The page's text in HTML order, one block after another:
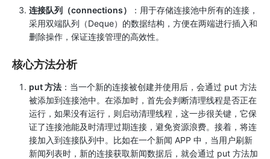
连接队列（connections）
：用于存储连接池中所有的连接，
采用双端队列（Deque）的数据结构，方便在两端进行插入和
删除操作，保证连接管理的高效性。
核心方法分析
put 方法 ：当一个新的连接被创建并使用后，会通过 put 方法
被添加到连接池中。在添加时，首先会判断清理线程是否正在
运行，如果没有运行，则启动清理线程，这一步很关键，它保
证了连接池能及时清理过期连接，避免资源浪费。接着，将连
接加入到连接队列中。比如在一个新闻 APP 中，当用户刷新
新闻列表时，新的连接获取新闻数据后，就会通过 put 方法加